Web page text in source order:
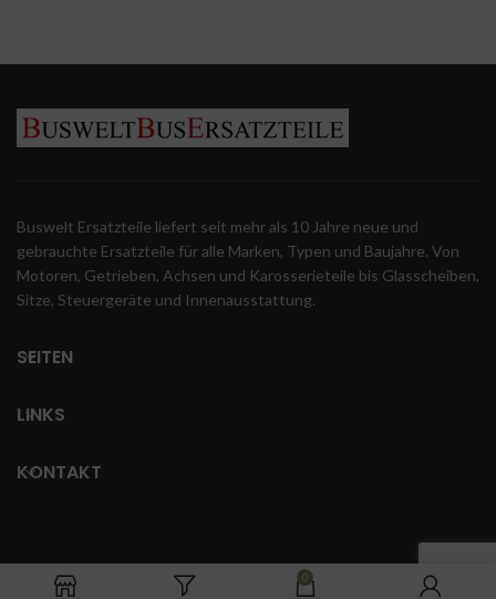
Buswelt Ersatzteile liefert seit mehr als 10 Jahre neue und
gebrauchte Ersatzteile für alle Marken, Typen und Baujahre. Von
Motoren, Getrieben, Achsen und Karosserieteile bis Glasscheiben,
Sitze, Steuergeräte und Innenausstattung.
SEITEN
LINKS
KONTAKT
0